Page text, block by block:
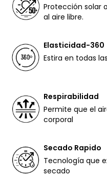
Protección solar
al aire libre.
Elasticidad-360
Estira en todas
Respirabilidad
Permite que el
corporal
Secado Rapido
Tecnología que
secado